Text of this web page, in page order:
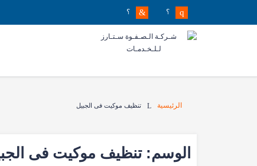
؟
الرئيسية تنظيف موكيت فى الجبيل
الوسم:تنظيف موكيت فى